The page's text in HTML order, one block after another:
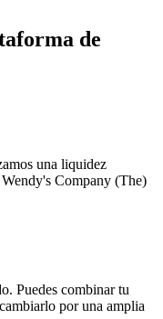
de
una liquidez
Wendy's Company (The)
Puedes combinar tu
por una amplia